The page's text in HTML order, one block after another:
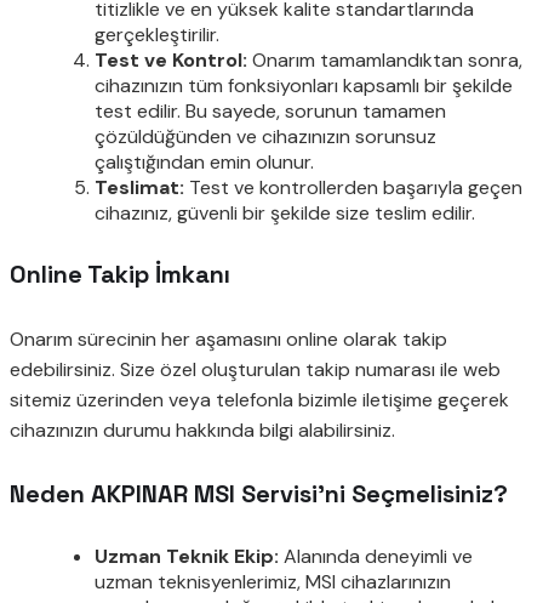
titizlikle ve en yüksek kalite standartlarında
gerçekleştirilir.
Test ve Kontrol: Onarım tamamlandıktan sonra,
cihazınızın tüm fonksiyonları kapsamlı bir şekilde
test edilir. Bu sayede, sorunun tamamen
çözüldüğünden ve cihazınızın sorunsuz
çalıştığından emin olunur.
Teslimat: Test ve kontrollerden başarıyla geçen
cihazınız, güvenli bir şekilde size teslim edilir.
Online Takip İmkanı
Onarım sürecinin her aşamasını online olarak takip
edebilirsiniz. Size özel oluşturulan takip numarası ile web
sitemiz üzerinden veya telefonla bizimle iletişime geçerek
cihazınızın durumu hakkında bilgi alabilirsiniz.
Neden AKPINAR MSI Servisi’ni Seçmelisiniz?
Uzman Teknik Ekip: Alanında deneyimli ve
uzman teknisyenlerimiz, MSI cihazlarınızın